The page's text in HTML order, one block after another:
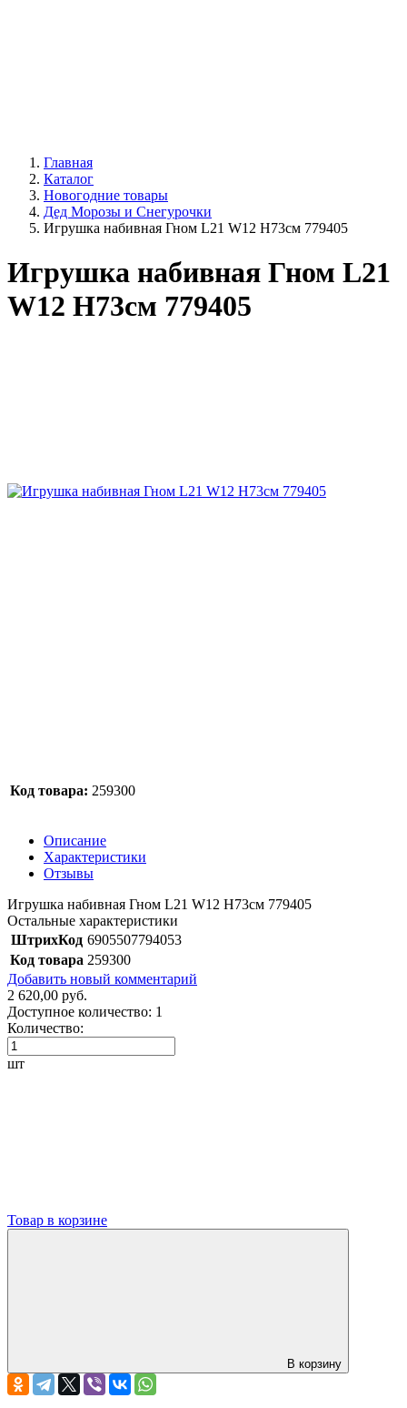
Главная
Каталог
Новогодние товары
Дед Морозы и Снегурочки
Игрушка набивная Гном L21 W12 H73см 779405
Игрушка набивная Гном L21
W12 H73см 779405
Код товара: 259300
Описание
Характеристики
Отзывы
Игрушка набивная Гном L21 W12 H73см 779405
Остальные характеристики
ШтрихКод 6905507794053
Код товара 259300
Добавить новый комментарий
2 620,00 руб.
Доступное количество: 1
Количество:
шт
Товар в корзине
В корзину